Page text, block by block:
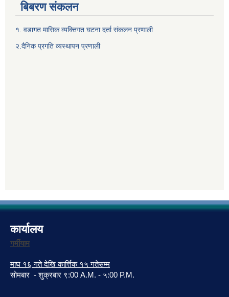
बिबरण संकलन
१. वडागत मासिक व्यक्तिगत घटना दर्ता संकलन प्रणाली
२.दैनिक प्रगति व्यस्थापन प्रणाली
कार्यालय
गर्मीयाम
माघ १६ गते देखि कार्त्तिक १५ गतेसम्म
सोमबार - शुक्रबार ९:00 A.M. - ५:00 P.M.